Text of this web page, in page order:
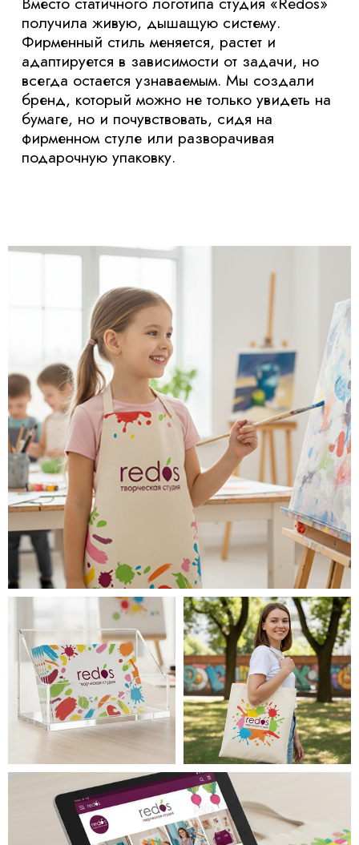
Менеджер проекта – Софья Шадричева
Дизайнер – Анна Золотых
команда проекта:
Остались вопросы?
Напишите нам!
Если удобнее, напишите сюда
Ваше имя